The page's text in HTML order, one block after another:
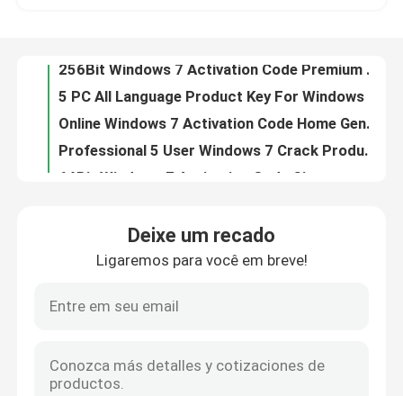
Controle de qualidade
Contacte-nos
Solicite um orçamento
sinal de adição profissional do escritório 2021
Online Windows 7 Activation Code Home Genuine Professional Key
64Bit Windows 7 Activation Code Signature Edition Ultimate Cd Key
Official 20pc Windows 7 Cmd Activation Code , Internet Valid Product Key For Windows 7
Deixe um recado
Ligaremos para você em breve!